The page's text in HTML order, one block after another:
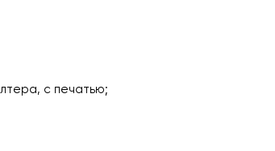
с печатью;